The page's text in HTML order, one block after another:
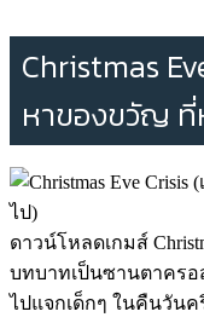
Christmas
หาของขวัญ ที่
ดาวน์โหลดเกมส์
บทบาทเป็นซานตาครอ
ไปแจกเด็กๆ ในคืนวัน